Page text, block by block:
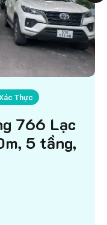
Thực
766 Lạc
5 tầng,